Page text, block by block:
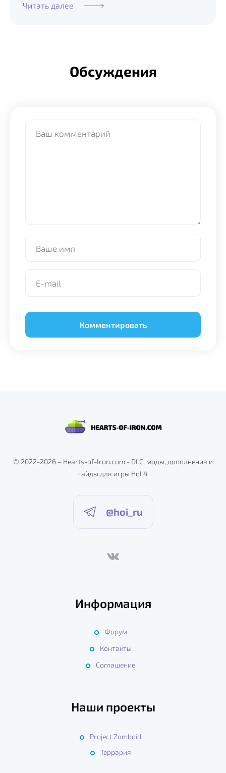
Читать далее
Обсуждения
© 2022-2026 – Hearts-of-Iron.com - DLC, моды, дополнения и
гайды для игры HoI 4
@hoi_ru
Информация
Форум
Контакты
Соглашение
Наши проекты
Project Zomboid
Террария